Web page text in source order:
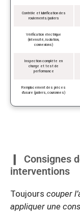
Contrôle et lubrification des
roulements/paliers
Vérification électrique
(intensité, isolation,
connexions)
Inspection complète en
charge et test de
performance
Remplacement des pièces
d’usure (paliers, couronnes)
Consignes
interventions
Toujours couper
appliquer une